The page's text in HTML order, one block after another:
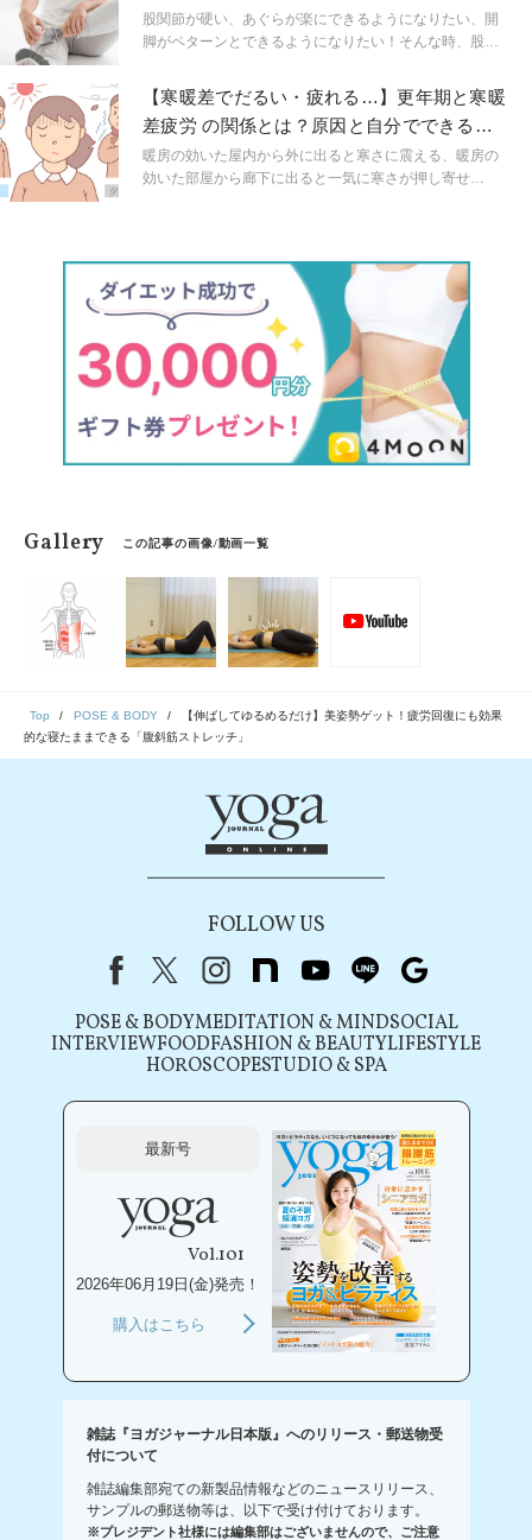
プエクササイズ
股関節が硬い、あぐらが楽にできるようになりたい、開
脚がペターンとできるようになりたい！そんな時、股関
の動きを入れることで、面白いほど簡単に、股関節がふ
わっと柔らかくなります！
【寒暖差でだるい・疲れる…】更年期と寒暖
差疲労 の関係とは？原因と自分でできる対
策
暖房の効いた屋内から外に出ると寒さに震える、暖房の
効いた部屋から廊下に出ると一気に寒さが押し寄せ
が引き起こされることも。更年期にはその不調がより強
く感じられることもあります。今回は寒暖差疲労の原因
と自分でできる対策についてお伝えします。
Gallery この記事の画像/動画一覧
Top POSE & BODY
【伸ばしてゆるめるだけ】美姿勢ゲット！疲労回復にも効果
的な寝たままできる「腹斜筋ストレッチ」
FOLLOW US
FacebookX（旧Twitter）
instagram
note youtubeline
POSE & BODYMEDITATION & MINDSOCIAL
INTERVIEWFOODFASHION & BEAUTYLIFESTYLE
HOROSCOPESTUDIO & SPA
最新号
Vol.101
2026年06月19日(金)発売！
購入はこちら
雑誌『ヨガジャーナル日本版』へのリリース・郵送物受
付について
雑誌編集部宛ての新製品情報などのニュースリリース、
サンプルの郵送物等は、以下で受け付けております。
※プレジデント社様には編集部はございませんので、ご注意